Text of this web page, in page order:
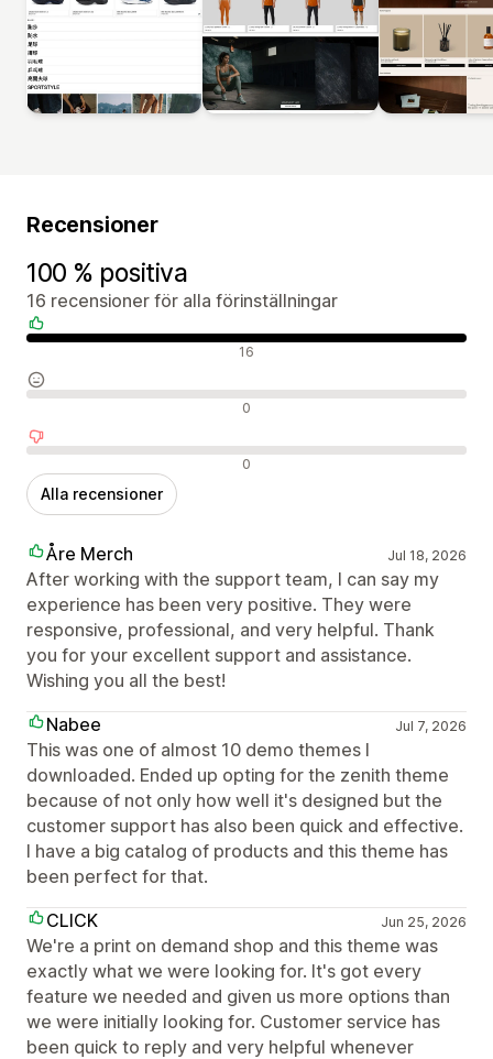
Recensioner
100 % positiva
16 recensioner för alla förinställningar
Positiva recensioner 16
Neutrala recensioner 0
Negativa recensioner 0
Alla recensioner
Åre Merch Jul 18, 2026
After working with the support team, I can say my
experience has been very positive. They were
responsive, professional, and very helpful. Thank
you for your excellent support and assistance.
Wishing you all the best!
Nabee
Jul 7, 2026
This was one of almost 10 demo themes I
downloaded. Ended up opting for the zenith theme
because of not only how well it's designed but the
customer support has also been quick and effective.
I have a big catalog of products and this theme has
been perfect for that.
CLICK
Jun 25, 2026
We're a print on demand shop and this theme was
exactly what we were looking for. It's got every
feature we needed and given us more options than
we were initially looking for. Customer service has
been quick to reply and very helpful whenever